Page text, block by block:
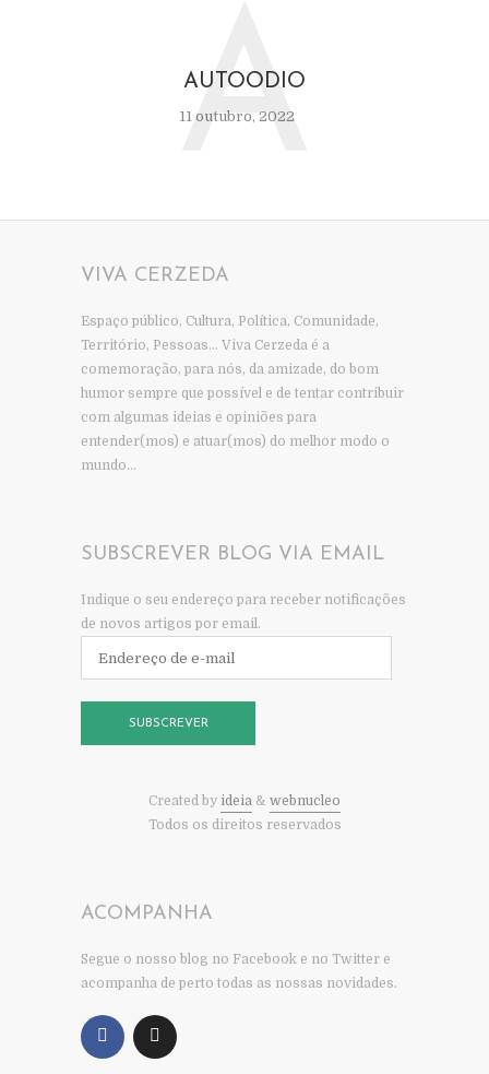
AUTOODIO
11 outubro, 2022
A
VIVA CERZEDA
Espaço público, Cultura, Política, Comunidade,
Território, Pessoas… Viva Cerzeda é a
comemoração, para nós, da amizade, do bom
humor sempre que possível e de tentar contribuir
com algumas ideias e opiniões para
entender(mos) e atuar(mos) do melhor modo o
mundo…
SUBSCREVER BLOG VIA EMAIL
Indique o seu endereço para receber notificações
de novos artigos por email.
SUBSCREVER
Created by ideia & webnucleo
Todos os direitos reservados
ACOMPANHA
Segue o nosso blog no Facebook e no Twitter e
acompanha de perto todas as nossas novidades.